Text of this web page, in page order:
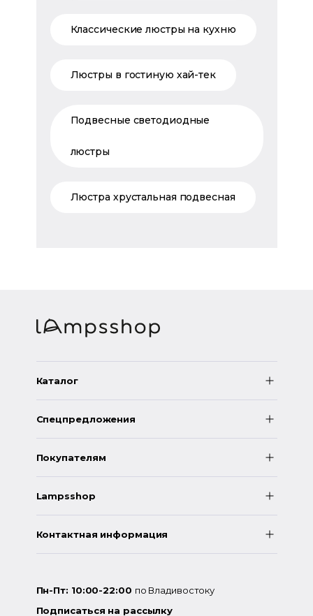
Классические люстры на кухню
Люстры в гостиную хай-тек
Подвесные светодиодные
люстры
Люстра хрустальная подвесная
Каталог
Спецпредложения
Покупателям
Lampsshop
Контактная информация
Пн-Пт: 10:00-22:00 по Владивостоку
Подписаться на рассылку